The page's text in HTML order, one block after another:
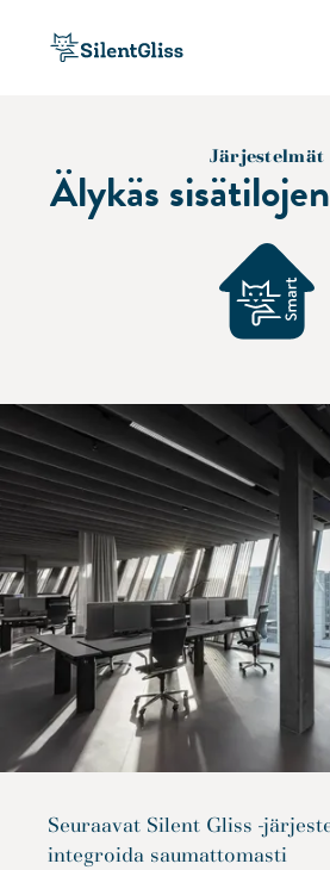
Järjestelmät
Älykäs
Seuraavat Silent Gliss -
integroida saumattomasti